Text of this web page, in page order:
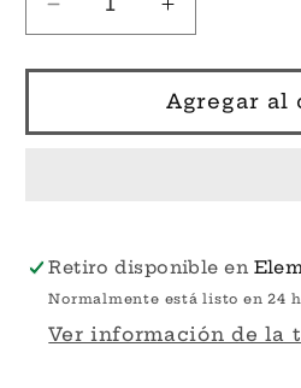
Reducir
cantidad
para
Max
-
Where
The
Wild
Aumentar
cantidad
para
Preventa
Max
-
Where
The
Wild
Agregar al
Retiro disponible en
Normalmente está listo en 24
Ver información de la